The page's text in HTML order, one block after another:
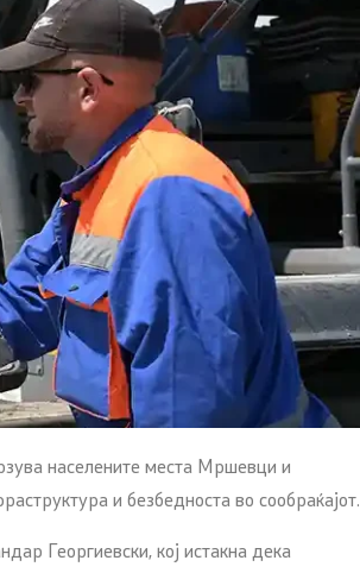
населените места Мршевци и
и безбедноста во сообраќајот.
Георгиевски, кој истакна дека